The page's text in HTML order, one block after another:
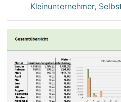
Kleinunternehmer,